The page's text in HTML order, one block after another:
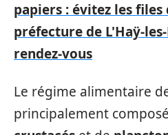
papiers : évitez les
préfecture de L'Haÿ-
rendez-vous
Le régime alimentaire
principalement